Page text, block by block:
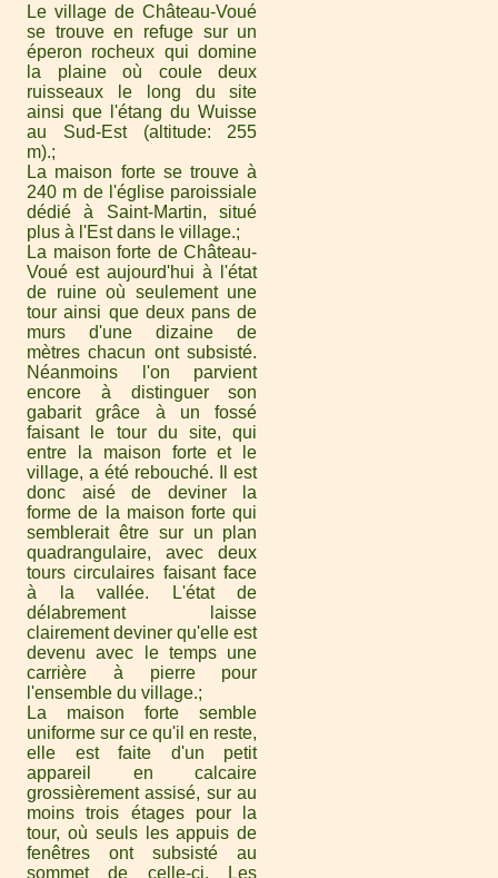
Le village de Château-Voué
se trouve en refuge sur un
éperon rocheux qui domine
la plaine où coule deux
ruisseaux le long du site
ainsi que l'étang du Wuisse
au Sud-Est (altitude: 255
m).
La maison forte se trouve à
240 m de l'église paroissiale
dédié à Saint-Martin, situé
plus à l'Est dans le village.
La maison forte de Château-
Voué est aujourd'hui à l'état
de ruine où seulement une
tour ainsi que deux pans de
murs d'une dizaine de
mètres chacun ont subsisté.
Néanmoins l'on parvient
encore à distinguer son
gabarit grâce à un fossé
faisant le tour du site, qui
entre la maison forte et le
village, a été rebouché. Il est
donc aisé de deviner la
forme de la maison forte qui
semblerait être sur un plan
quadrangulaire, avec deux
tours circulaires faisant face
à la vallée. L'état de
délabrement laisse
clairement deviner qu'elle est
devenu avec le temps une
carrière à pierre pour
l'ensemble du village.
La maison forte semble
uniforme sur ce qu'il en reste,
elle est faite d'un petit
appareil en calcaire
grossièrement assisé, sur au
moins trois étages pour la
tour, où seuls les appuis de
fenêtres ont subsisté au
sommet de celle-ci. Les